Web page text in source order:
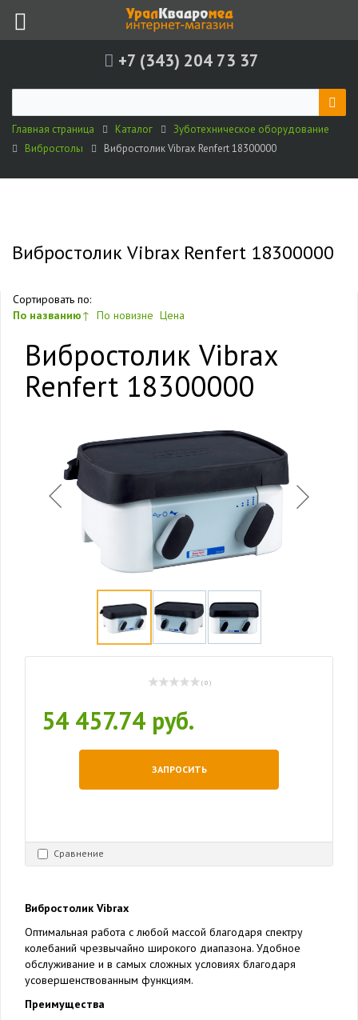
+7 (343) 204 73 37
Главная страница Каталог
Зуботехническое оборудование
Вибростолы
Вибростолик Vibrax Renfert 18300000
Вибростолик Vibrax Renfert 18300000
Сортировать по:
По названию↑ По новизне Цена
Вибростолик Vibrax
Renfert 18300000
( 0 )
54 457.74 руб.
ЗАПРОСИТЬ
Сравнение
Вибростолик Vibrax
Оптимальная работа с любой массой благодаря спектру
колебаний чрезвычайно широкого диапазона. Удобное
обслуживание и в самых сложных условиях благодаря
усовершенствованным функциям.
Преимущества